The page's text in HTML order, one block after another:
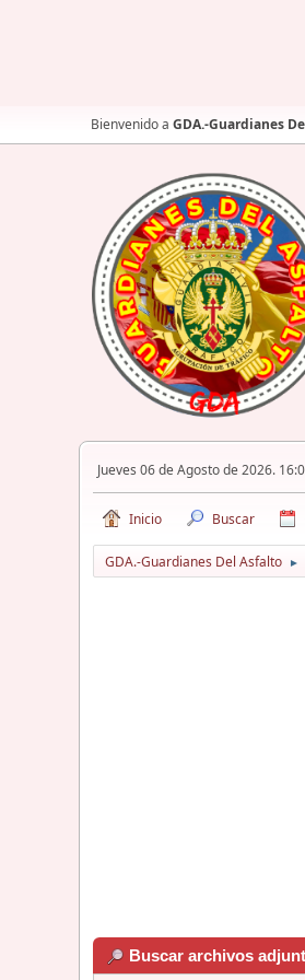
Bienvenido a GDA.-Guardianes
Jueves 06 de Agosto de 2026.
Inicio Buscar
GDA.-Guardianes Del Asfalto ►
Buscar archivos